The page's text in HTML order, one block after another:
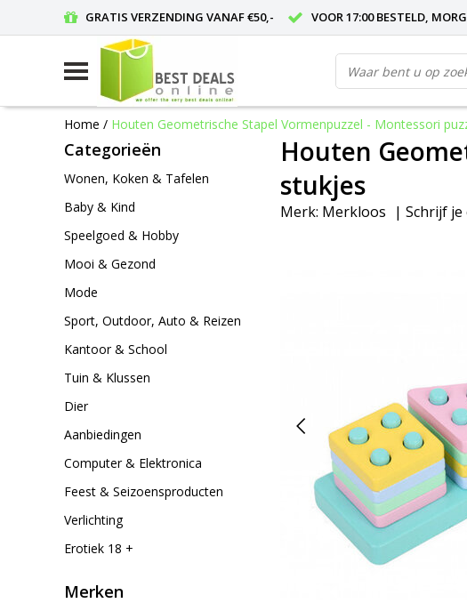
GRATIS VERZENDING VANAF €50,- VOOR 17:00 BESTELD,
Home / Houten Geometrische Stapel Vormenpuzzel - Montessori
Categorieën
Wonen, Koken & Tafelen
Baby & Kind
Speelgoed & Hobby
Mooi & Gezond
Mode
Sport, Outdoor, Auto & Reizen
Kantoor & School
Tuin & Klussen
Dier
Aanbiedingen
Computer & Elektronica
Feest & Seizoensproducten
Verlichting
Erotiek 18 +
Merken
Houten
stukjes
Merk: Merkloos | Schrijf